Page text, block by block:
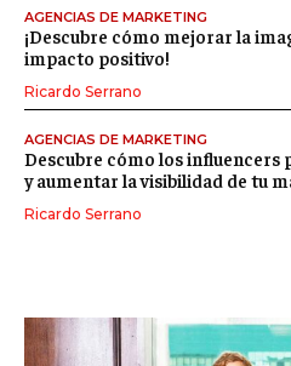
AGENCIAS DE MARKETING
¡Descubre cómo mejorar la
impacto positivo!
Ricardo Serrano
AGENCIAS DE MARKETING
Descubre cómo los influencers
y aumentar la visibilidad de tu
Ricardo Serrano